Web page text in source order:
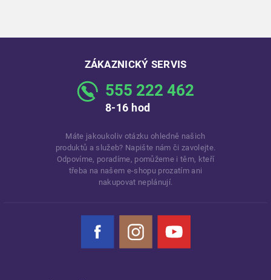
ZÁKAZNICKÝ SERVIS
555 222 462
8-16 hod
Máte jakoukoliv otázku ohledně našich
produktů a služeb? Napište nám či zavolejte.
Odpovíme, poradíme, pomůžeme i těm, kteří
třeba na našem e-shopu prozatím ani
nakupovat neplánují.
Facebook Instagram YouTube